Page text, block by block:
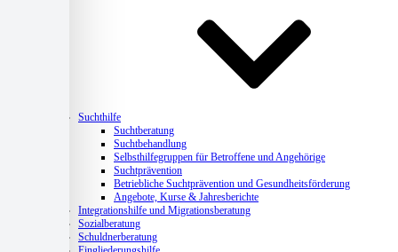
Suchthilfe
Suchtberatung
Suchtbehandlung
Selbsthilfegruppen für Betroffene und Angehörige
Suchtprävention
Betriebliche Suchtprävention und Gesundheitsförderung
Angebote, Kurse & Jahresberichte
Integrationshilfe und Migrationsberatung
Sozialberatung
Schuldnerberatung